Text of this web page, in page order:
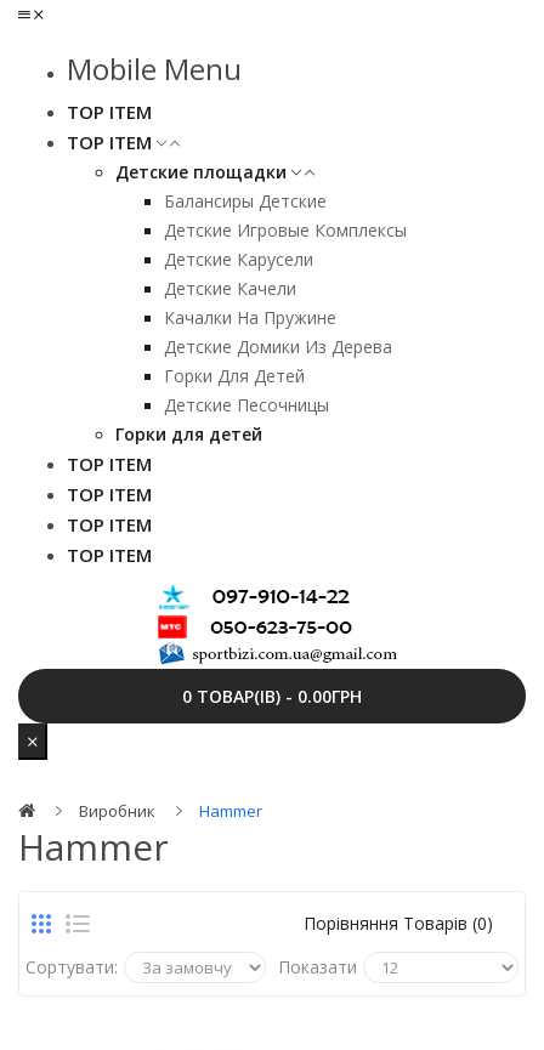
Mobile Menu
TOP ITEM
TOP ITEM
Детские площадки
Балансиры Детские
Детские Игровые Комплексы
Детские Карусели
Детские Качели
Качалки На Пружине
Детские Домики Из Дерева
Горки Для Детей
Детские Песочницы
Горки для детей
TOP ITEM
TOP ITEM
TOP ITEM
TOP ITEM
0 ТОВАР(ІВ) - 0.00ГРН
Виробник Hammer
Hammer
Порівняння Товарів (0)
Сортувати:
Показати